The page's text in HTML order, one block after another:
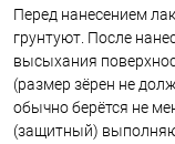
Перед нанесением
грунтуют. После
высыхания
(размер зёрен не
обычно берётся не
(защитный)